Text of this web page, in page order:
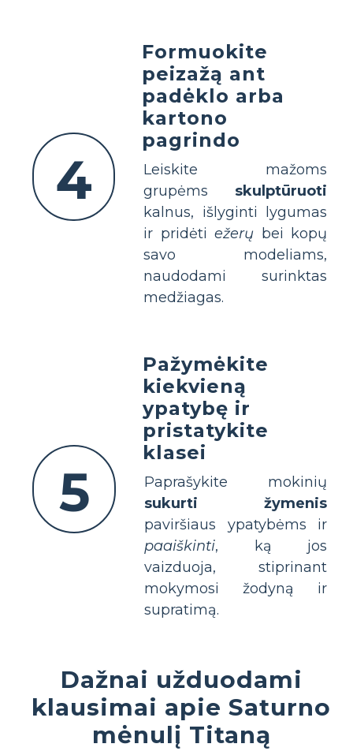
4
Formuokite
peizažą ant
padėklo arba
kartono
pagrindo
Leiskite mažoms
grupėms skulptūruoti
kalnus, išlyginti lygumas
ir pridėti ežerų bei kopų
savo modeliams,
naudodami surinktas
medžiagas.
5
Pažymėkite
kiekvieną
ypatybę ir
pristatykite
klasei
Paprašykite mokinių
sukurti žymenis
paviršiaus ypatybėms ir
paaiškinti, ką jos
vaizduoja, stiprinant
mokymosi žodyną ir
supratimą.
Dažnai užduodami
klausimai apie Saturno
mėnulį Titaną